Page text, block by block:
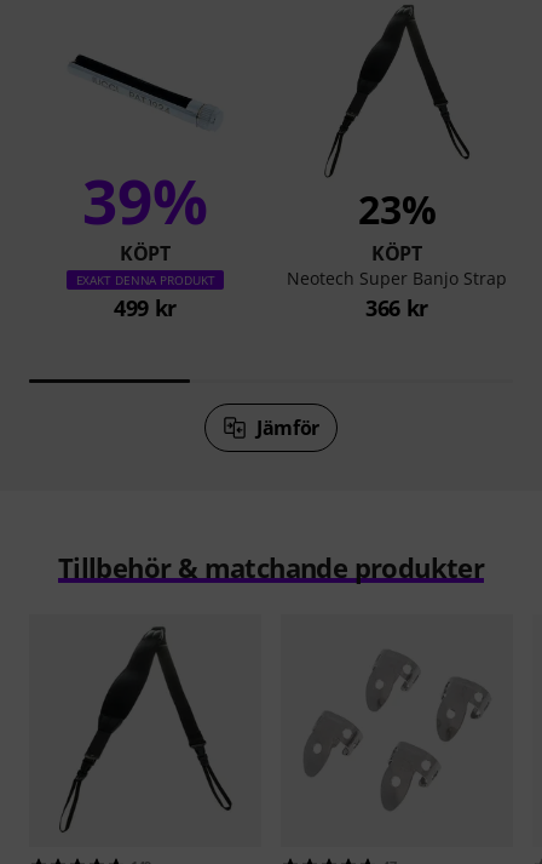
39%
KÖPT
EXAKT DENNA PRODUKT
499 kr
23%
KÖPT
Neotech Super Banjo Strap
366 kr
Jämför
Tillbehör & matchande produkter